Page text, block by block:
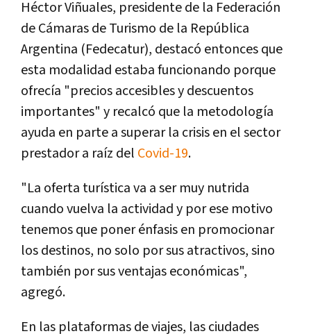
Héctor Viñuales, presidente de la Federación
de Cámaras de Turismo de la República
Argentina (Fedecatur), destacó entonces que
esta modalidad estaba funcionando porque
ofrecía "precios accesibles y descuentos
importantes" y recalcó que la metodología
ayuda en parte a superar la crisis en el sector
prestador a raíz del Covid-19.
"La oferta turística va a ser muy nutrida
cuando vuelva la actividad y por ese motivo
tenemos que poner énfasis en promocionar
los destinos, no solo por sus atractivos, sino
también por sus ventajas económicas",
agregó.
En las plataformas de viajes, las ciudades